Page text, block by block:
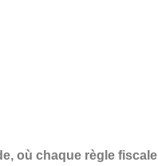
où chaque règle fiscale